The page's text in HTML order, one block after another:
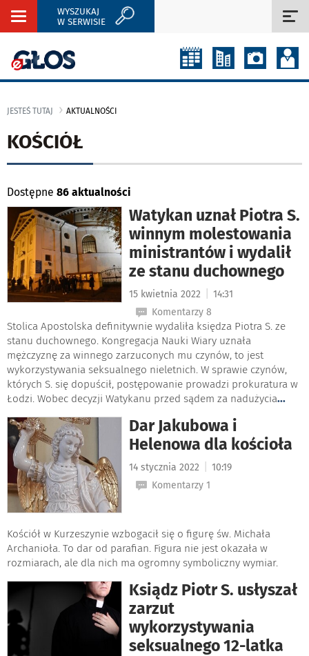
Rozwiń
WYSZUKAJ
W SERWISIE
JESTEŚ TUTAJ AKTUALNOŚCI
KOŚCIÓŁ
Dostępne 86 aktualności
Watykan uznał Piotra S.
winnym molestowania
ministrantów i wydalił
ze stanu duchownego
15 kwietnia 2022
14:31
Komentarzy 8
Stolica Apostolska definitywnie wydaliła księdza Piotra S. ze
stanu duchownego. Kongregacja Nauki Wiary uznała
mężczyznę za winnego zarzuconych mu czynów, to jest
wykorzystywania seksualnego nieletnich. W sprawie czynów,
których S. się dopuścił, postępowanie prowadzi prokuratura w
Łodzi. Wobec decyzji Watykanu przed sądem za nadużycia...
Dar Jakubowa i
Helenowa dla kościoła
14 stycznia 2022
10:19
Komentarzy 1
Kościół w Kurzeszynie wzbogacił się o figurę św. Michała
Archanioła. To dar od parafian. Figura nie jest okazała w
rozmiarach, ale dla nich ma ogromny symboliczny wymiar.
Ksiądz Piotr S. usłyszał
zarzut
wykorzystywania
seksualnego 12-latka